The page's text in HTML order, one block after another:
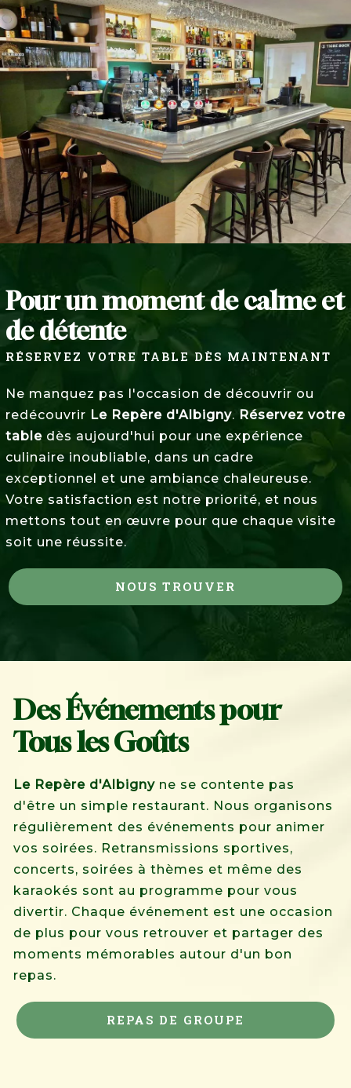
Pour un moment de calme et
de détente
RÉSERVEZ VOTRE TABLE DÈS MAINTENANT
Ne manquez pas l'occasion de découvrir ou
redécouvrir Le Repère d'Albigny. Réservez votre
tabledès aujourd'hui pour une expérience
culinaire inoubliable, dans un cadre
exceptionnel et une ambiance chaleureuse.
Votre satisfaction est notre priorité, et nous
mettons tout en œuvre pour que chaque visite
soit une réussite.
NOUS TROUVER
Des Événements pour
Tous les Goûts
Le Repère d'Albignyne se contente pas
d'être un simple restaurant. Nous organisons
régulièrement des événements pour animer
vos soirées. Retransmissions sportives,
concerts, soirées à thèmes et même des
karaokés sont au programme pour vous
divertir. Chaque événement est une occasion
de plus pour vous retrouver et partager des
moments mémorables autour d'un bon
repas.
REPAS DE GROUPE